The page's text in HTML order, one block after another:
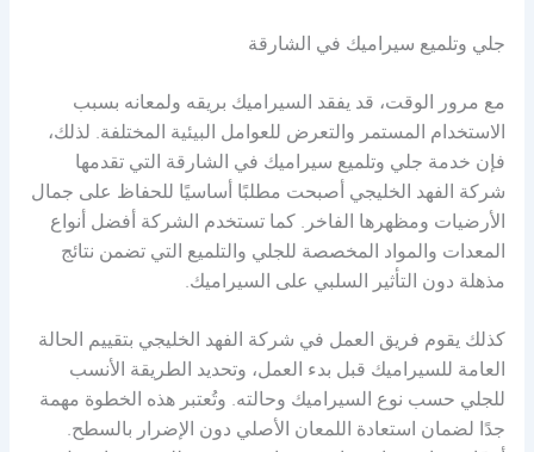
جلي وتلميع سيراميك في الشارقة
مع مرور الوقت، قد يفقد السيراميك بريقه ولمعانه بسبب
الاستخدام المستمر والتعرض للعوامل البيئية المختلفة. لذلك،
فإن خدمة جلي وتلميع سيراميك في الشارقة التي تقدمها
شركة الفهد الخليجي أصبحت مطلبًا أساسيًا للحفاظ على جمال
الأرضيات ومظهرها الفاخر. كما تستخدم الشركة أفضل أنواع
المعدات والمواد المخصصة للجلي والتلميع التي تضمن نتائج
مذهلة دون التأثير السلبي على السيراميك.
كذلك يقوم فريق العمل في شركة الفهد الخليجي بتقييم الحالة
العامة للسيراميك قبل بدء العمل، وتحديد الطريقة الأنسب
للجلي حسب نوع السيراميك وحالته. وتُعتبر هذه الخطوة مهمة
جدًا لضمان استعادة اللمعان الأصلي دون الإضرار بالسطح.